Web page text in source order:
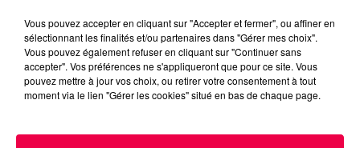
Vous pouvez accepter en cliquant sur "Accepter et fermer", ou affiner en
sélectionnant les finalités et/ou partenaires dans "Gérer mes choix".
Vous pouvez également refuser en cliquant sur "Continuer sans
accepter". Vos préférences ne s'appliqueront que pour ce site. Vous
pouvez mettre à jour vos choix, ou retirer votre consentement à tout
moment via le lien "Gérer les cookies" situé en bas de chaque page.